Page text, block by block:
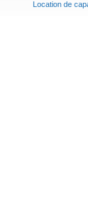
Location de